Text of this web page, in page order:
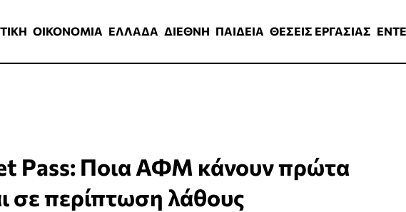
ΟΙΚΟΝΟΜΙΑ ΕΛΛΑΔΑ ΔΙΕΘΝΗ ΠΑΙΔΕΙΑ ΘΕΣΕΙΣ ΕΡΓΑΣΙΑΣ
Pass: Ποια ΑΦΜ κάνουν πρώτα
σε περίπτωση λάθους